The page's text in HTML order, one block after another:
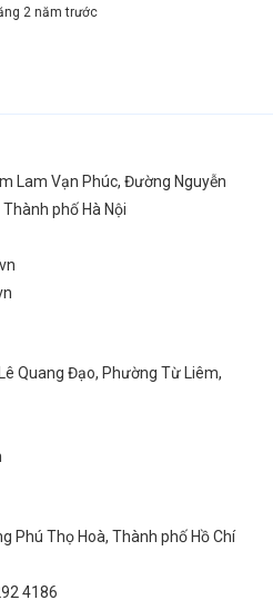
2 năm trước
Lam Vạn Phúc, Đường Nguyễn
phố Hà Nội
Quang Đạo, Phường Từ Liêm,
Phú Thọ Hoà, Thành phố Hồ Chí
4186